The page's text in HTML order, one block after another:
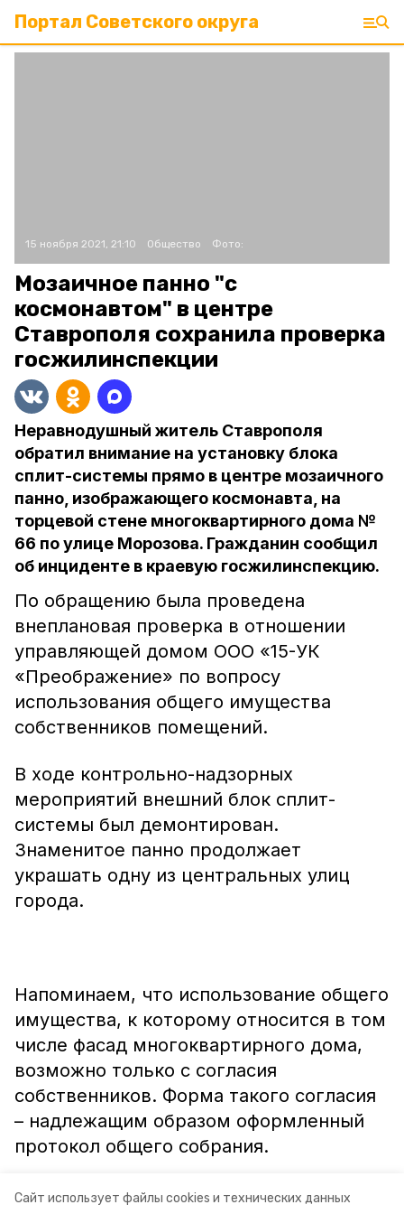
Сайт использует файлы cookies и технических данных
Портал Советского округа
15 ноября 2021, 21:10 Общество Фото:
Мозаичное панно "с
космонавтом" в центре
Ставрополя сохранила проверка
госжилинспекции
Неравнодушный житель Ставрополя
обратил внимание на установку блока
сплит-системы прямо в центре мозаичного
панно, изображающего космонавта, на
торцевой стене многоквартирного дома №
66 по улице Морозова. Гражданин сообщил
об инциденте в краевую госжилинспекцию.
По обращению была проведена
внеплановая проверка в отношении
управляющей домом ООО «15-УК
«Преображение» по вопросу
использования общего имущества
собственников помещений.
В ходе контрольно-надзорных
мероприятий внешний блок сплит-
системы был демонтирован.
Знаменитое панно продолжает
украшать одну из центральных улиц
города.
Напоминаем, что использование общего
имущества, к которому относится в том
числе фасад многоквартирного дома,
возможно только с согласия
собственников. Форма такого согласия
– надлежащим образом оформленный
протокол общего собрания.
Информация: Управление СК -